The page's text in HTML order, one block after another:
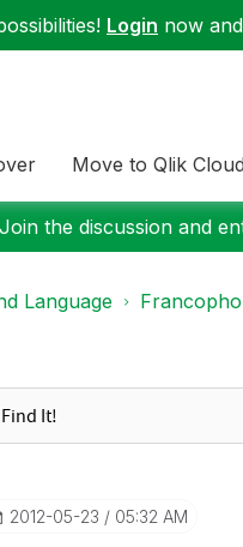
Login now
Move to Qlik Cloud
the discussion and
Language
‎2012-05-23 05:32 AM